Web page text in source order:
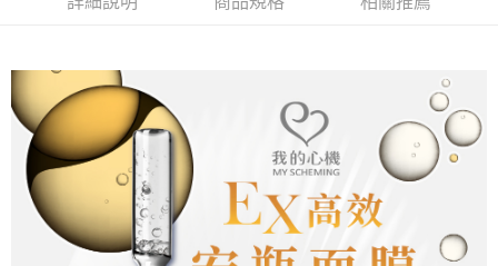
※ 交易是否成功請以「AFTEE先享後付 」之結帳頁面顯示為準，若有關於
【注意事項】
１．透過由恩沛科技股份有限公司提供之「AFTEE先享後付」服務完成之交
易，需依本服務之必要範圍內提供個人資料，並將交易相關給付款項請求債
權轉讓予恩沛科技股份有限公司。
２．關於個人資料處理事宜，請瀏覽以下網址：
https://aftee.tw/terms/#terms3
３．未成年的使用者請事先徵得法定代理人或監護人之同意方可使用
「AFTEE先享後付」，若未經同意申辦者引起之損失，本公司不負相關責